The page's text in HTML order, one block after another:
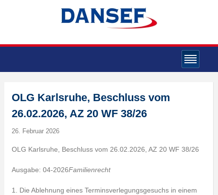
OLG Karlsruhe, Beschluss vom
26.02.2026, AZ 20 WF 38/26
26. Februar 2026
OLG Karlsruhe, Beschluss vom 26.02.2026, AZ 20 WF 38/26
Ausgabe: 04-2026Familienrecht
1. Die Ablehnung eines Terminsverlegungsgesuchs in einem